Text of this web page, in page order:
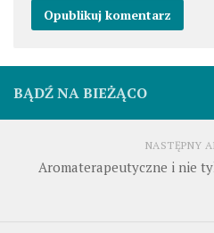
BĄDŹ NA BIEŻĄCO
NASTĘPNY
Aromaterapeutyczne i nie